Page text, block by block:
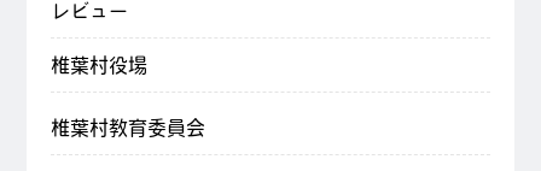
レビュー
椎葉村役場
椎葉村教育委員会